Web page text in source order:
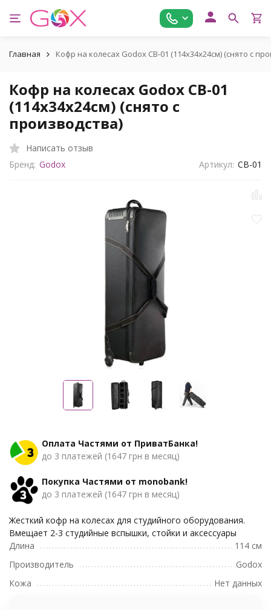
Главная Кофр на колесах Godox CB-01 (114х34х24см) (снято с
Кофр на колесах Godox CB-01
(114х34х24см) (снято с
производства)
Написать отзыв
Бренд: Godox Артикул: CB-01
Оплата Частями от ПриватБанка!
до 3 платежей (1647 грн в месяц)
Покупка Частями от monobank!
до 3 платежей (1647 грн в месяц)
Жесткий кофр на колесах для студийного оборудования.
Вмещает 2-3 студийные вспышки, стойки и аксессуары
Длина
114 см
Производитель
Godox
Кожа
Нет данных